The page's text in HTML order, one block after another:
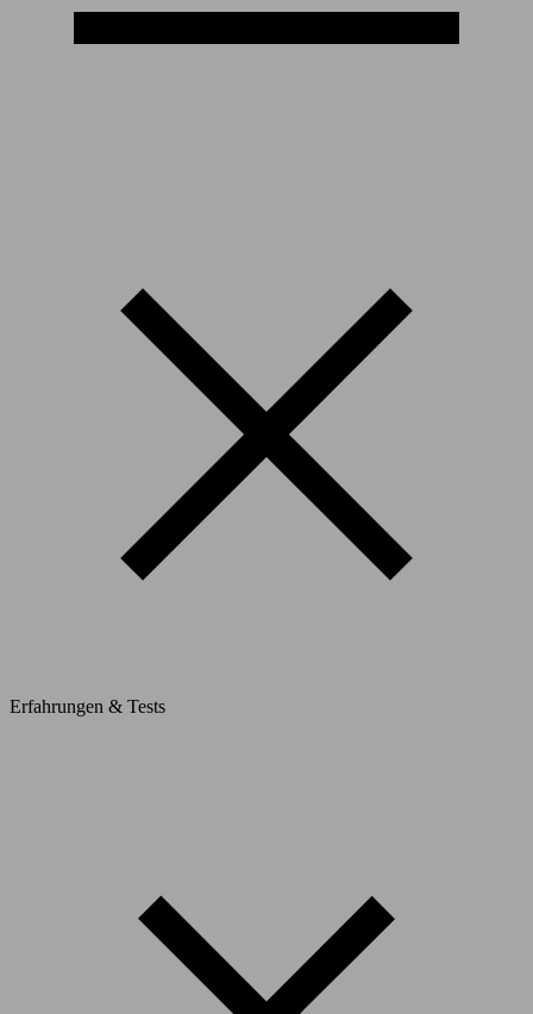
Erfahrungen & Tests